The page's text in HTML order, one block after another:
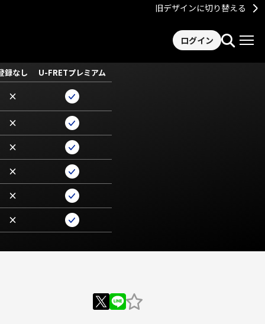
旧デザインに切り替える
ログイン
録なし U-FRETプレミアム
×
×
×
×
×
×